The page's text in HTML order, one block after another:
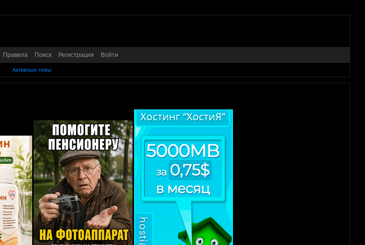
Правила Поиск Регистрация Войти
Активные темы